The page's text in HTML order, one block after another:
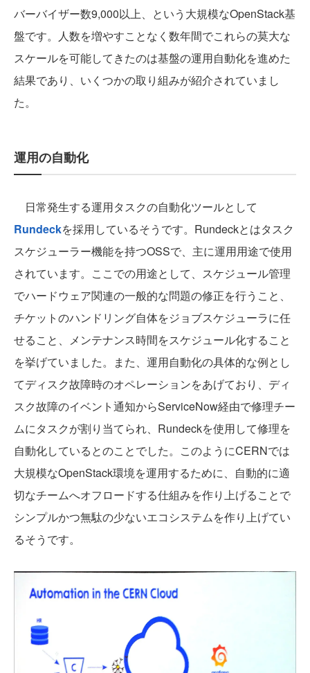
バーバイザー数9,000以上、という大規模なOpenStack基
盤です。人数を増やすことなく数年間でこれらの莫大な
スケールを可能してきたのは基盤の運用自動化を進めた
結果であり、いくつかの取り組みが紹介されていまし
た。
運用の自動化
日常発生する運用タスクの自動化ツールとして
Rundeckを採用しているそうです。Rundeckとはタスク
スケジューラー機能を持つOSSで、主に運用用途で使用
されています。ここでの用途として、スケジュール管理
でハードウェア関連の一般的な問題の修正を行うこと、
チケットのハンドリング自体をジョブスケジューラに任
せること、メンテナンス時間をスケジュール化すること
を挙げていました。また、運用自動化の具体的な例とし
てディスク故障時のオペレーションをあげており、ディ
スク故障のイベント通知からServiceNow経由で修理チー
ムにタスクが割り当てられ、Rundeckを使用して修理を
自動化しているとのことでした。このようにCERNでは
大規模なOpenStack環境を運用するために、自動的に適
切なチームへオフロードする仕組みを作り上げることで
シンプルかつ無駄の少ないエコシステムを作り上げてい
るそうです。